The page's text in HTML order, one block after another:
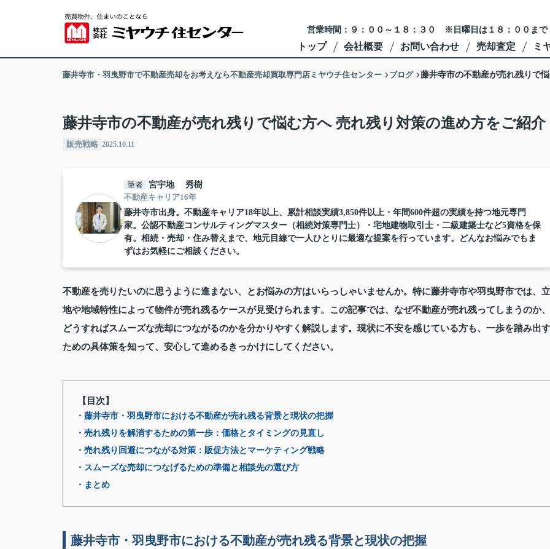
営業時間：９：００～１８：３０ ※日曜日は１８：００ま
トップ 会社概要 お問い合わせ 売却査定 ミ
藤井寺市・羽曳野市で不動産売却をお考えなら不動産売却買取専門店ミヤウチ住センター ブログ 藤井寺市の不動産が売れ残りで
藤井寺市の不動産が売れ残りで悩む方へ 売れ残り対策の進め方をご紹介
販売戦略 2025.10.11
筆者 宮宇地 秀樹
不動産キャリア16年
藤井寺市出身。不動産キャリア18年以上、累計相談実績3,850件以上・年間600件超の実績を持つ地元専門
家。公認不動産コンサルティングマスター（相続対策専門士）・宅地建物取引士・二級建築士など5資格を保
有。相続・売却・住み替えまで、地元目線で一人ひとりに最適な提案を行っています。どんなお悩みでもま
ずはお気軽にご相談ください。
不動産を売りたいのに思うように進まない、とお悩みの方はいらっしゃいませんか。特に藤井寺市や羽曳野市では、立
地や地域特性によって物件が売れ残るケースが見受けられます。この記事では、なぜ不動産が売れ残ってしまうのか、
どうすればスムーズな売却につながるのかを分かりやすく解説します。現状に不安を感じている方も、一歩を踏み出す
ための具体策を知って、安心して進めるきっかけにしてください。
【目次】
・藤井寺市・羽曳野市における不動産が売れ残る背景と現状の把握
・売れ残りを解消するための第一歩：価格とタイミングの見直し
・売れ残り回避につながる対策：販促方法とマーケティング戦略
・スムーズな売却につなげるための準備と相談先の選び方
・まとめ
藤井寺市・羽曳野市における不動産が売れ残る背景と現状の把握